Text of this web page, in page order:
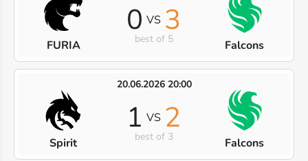
FURIA
0 VS 3
best of 5 Falcons
20.06.2026 20:00
Spirit
1 VS 2
best of 3 Falcons